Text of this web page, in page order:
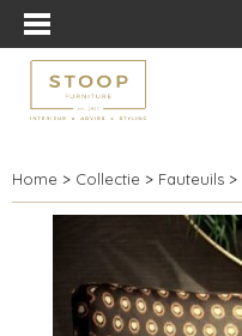
Home > Collectie > Fauteuils >